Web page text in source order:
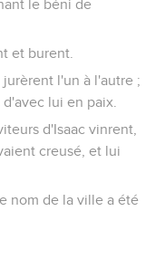
le béni de
et burent.
l'un à l'autre ;
lui en paix.
d'Isaac vinrent,
creusé, et lui
nom de la ville a été